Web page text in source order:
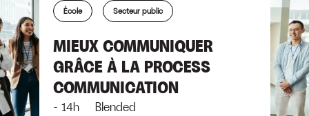
École Secteur public
MIEUX COMMUNIQUER
GRÂCE À LA PROCESS
COMMUNICATION
- 14h Blended